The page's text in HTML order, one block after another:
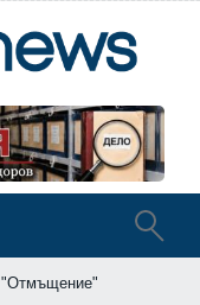
"Отмъщение"